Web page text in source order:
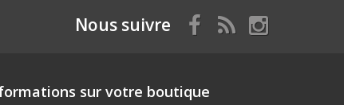
Nous suivre
sur votre boutique